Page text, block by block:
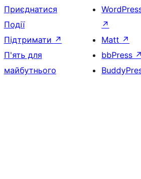
Приєднатися
Події
Підтримати ↗
П'ять для
майбутнього
↗
Matt ↗
bbPress ↗